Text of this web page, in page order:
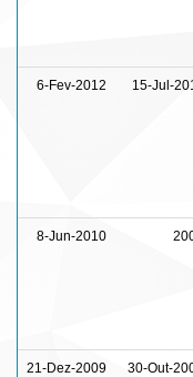
6-Fev-2012 15-Jul-
8-Jun-2010
21-Dez-2009 30-Out-